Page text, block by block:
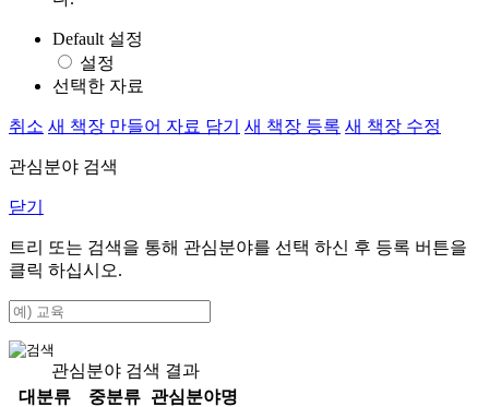
Default 설정
설정
선택한 자료
취소 새 책장 만들어 자료 담기 새 책장 등록 새 책장 수정
관심분야 검색
닫기
트리 또는 검색을 통해 관심분야를 선택 하신 후 등록 버튼을
클릭 하십시오.
관심분야 검색 결과
대분류
중분류
관심분야명